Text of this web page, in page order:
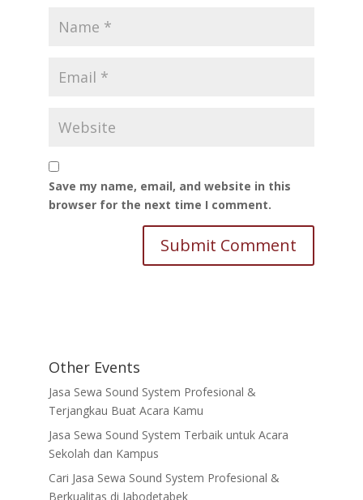
Save my name, email, and website in this
browser for the next time I comment.
Other Events
Jasa Sewa Sound System Profesional &
Terjangkau Buat Acara Kamu
Jasa Sewa Sound System Terbaik untuk Acara
Sekolah dan Kampus
Cari Jasa Sewa Sound System Profesional &
Berkualitas di Jabodetabek